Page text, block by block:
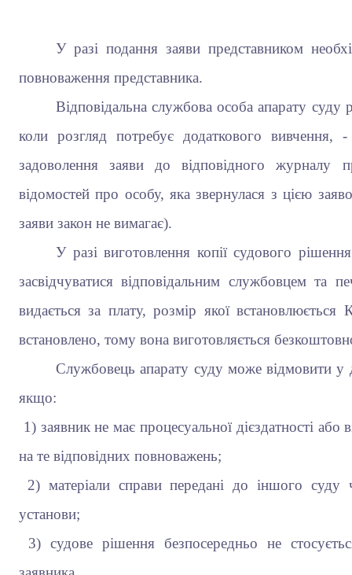
У разі подання заяви представником
повноваження представника.
Відповідальна службова особа апарату суду
коли розгляд потребує додаткового
задоволення заяви до відповідного журналу
відомостей про особу, яка звернулася з цією
заяви закон не вимагає).
У разі виготовлення копії судового
засвідчуватися відповідальним службовцем та
видається за плату, розмір якої встановлюється
встановлено, тому вона виготовляється
Службовець апарату суду може відмовити у
якщо:
1) заявник не має процесуальної дієздатності або
на те відповідних повноважень;
2) матеріали справи передані до іншого суду
установи;
3) судове рішення безпосередньо не